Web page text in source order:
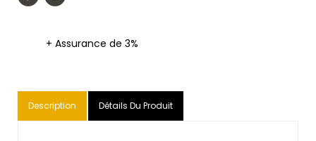
+ Assurance de 3%
Description Détails Du Produit